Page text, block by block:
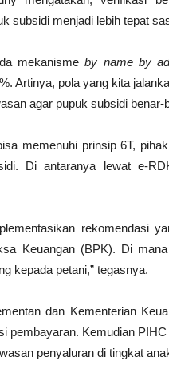
subsidi menjadi lebih tepat
mekanismeby name by
Artinya, pola yang kita
agar pupuk subsidi benar-
memenuhi prinsip 6T,
Di antaranya lewat e-
rekomendasi
Keuangan (BPK). Di
kepada petani,” tegasnya.
dan Kementerian
pembayaran. Kemudian
penyaluran di tingkat